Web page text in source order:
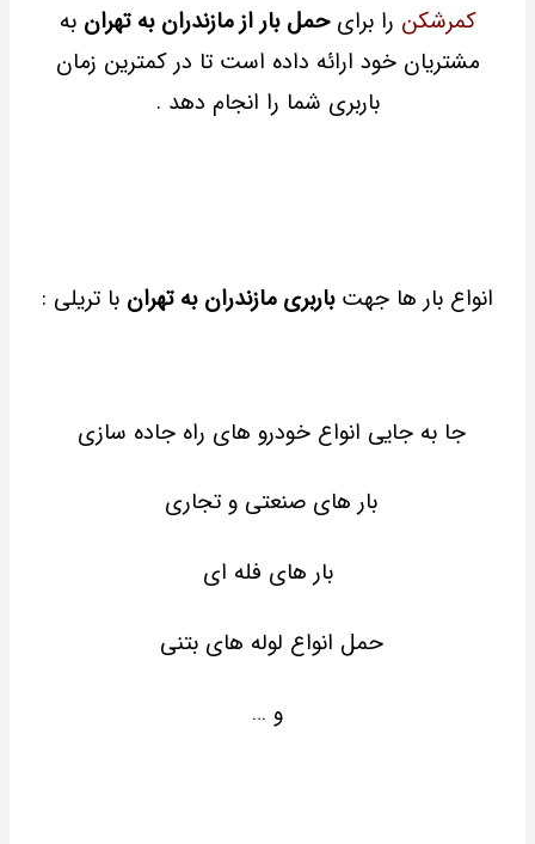
کمرشکن را برایحمل بار از مازندران به تهران به
مشتریان خود ارائه داده است تا در کمترین زمان
باربری شما را انجام دهد .
انواع بار ها جهت باربری مازندران به تهران با تریلی :
جا به جایی انواع خودرو های راه جاده سازی
بار های صنعتی و تجاری
بار های فله ای
حمل انواع لوله های بتنی
و …